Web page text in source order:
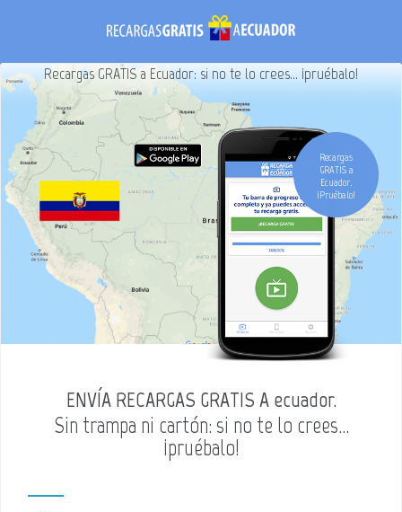
Recargas GRATIS a Ecuador: si no te lo crees... ¡pruébalo!
Recargas
GRATIS a
Ecuador.
¡Pruébalo!
ENVÍA RECARGAS GRATIS A ecuador.
Sin trampa ni cartón: si no te lo crees...
¡pruébalo!